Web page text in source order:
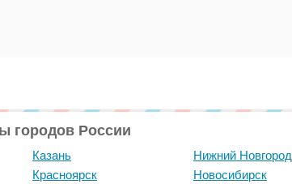
городов России
Казань
Красноярск
Нижний Новгород
Новосибирск